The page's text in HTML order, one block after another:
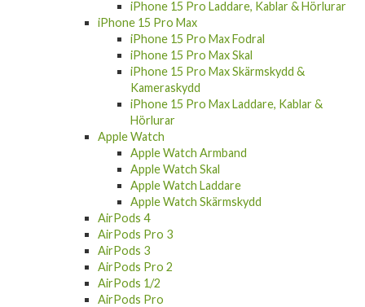
iPhone 15 Pro Laddare, Kablar & Hörlurar
iPhone 15 Pro Max
iPhone 15 Pro Max Fodral
iPhone 15 Pro Max Skal
iPhone 15 Pro Max Skärmskydd &
Kameraskydd
iPhone 15 Pro Max Laddare, Kablar &
Hörlurar
Apple Watch
Apple Watch Armband
Apple Watch Skal
Apple Watch Laddare
Apple Watch Skärmskydd
AirPods 4
AirPods Pro 3
AirPods 3
AirPods Pro 2
AirPods 1/2
AirPods Pro